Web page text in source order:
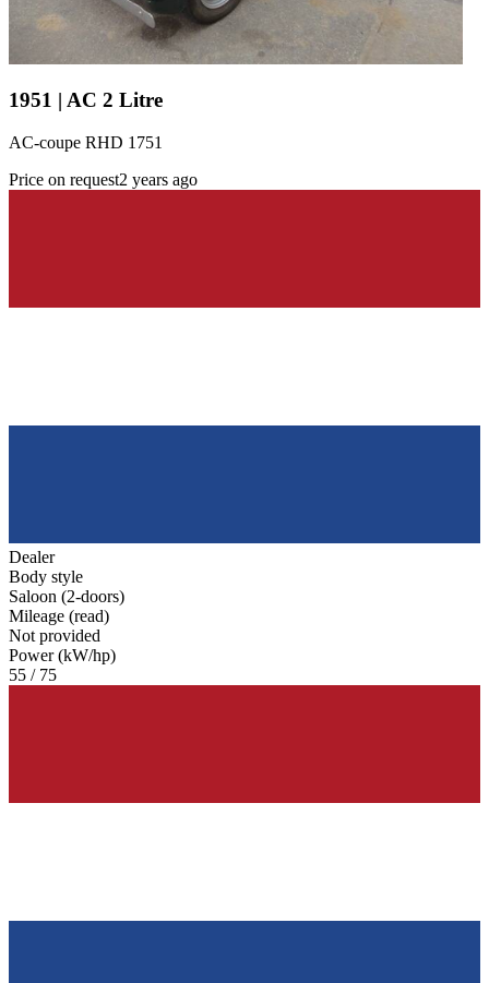
1951 | AC 2 Litre
AC-coupe RHD 1751
Price on request2 years ago
Dealer
Body style
Saloon (2-doors)
Mileage (read)
Not provided
Power (kW/hp)
55 / 75